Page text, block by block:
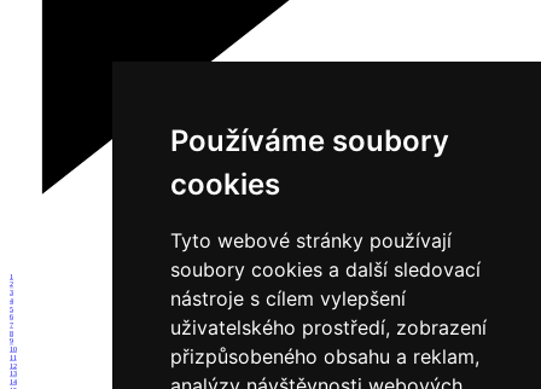
Používáme soubory
cookies
Tyto webové stránky používají
soubory cookies a další sledovací
nástroje s cílem vylepšení
uživatelského prostředí, zobrazení
přizpůsobeného obsahu a reklam,
1
2
3
4
5
6
7
8
9
10
11
12
13
14